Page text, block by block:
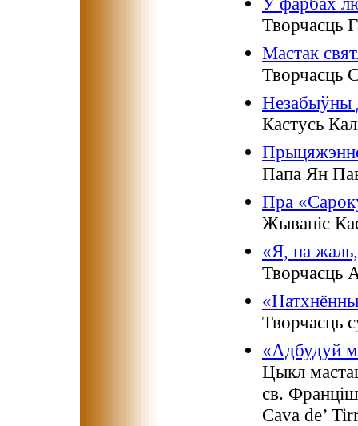
Творчасць
Мастак
Творчасць
Незабыўны
Кастусь
Папа Ян
Пра
Жывапіс
«Я, на
Творчасць
Творчасць
«Адбудуй
Цыкл
св.
Cava de’